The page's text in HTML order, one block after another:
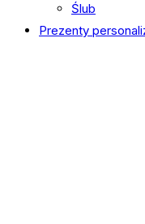
Ślub
Prezenty